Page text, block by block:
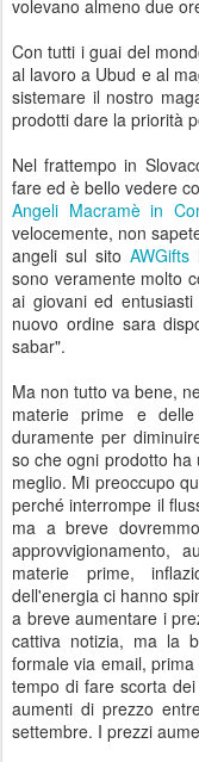
volevano almeno due
Con tutti i guai del
al lavoro a Ubud e al
sistemare il nostro
prodotti dare la priorità
Nel frattempo in
fare ed è bello vedere
Angeli Macramè in
velocemente, non
angeli sul sito AWGifts
sono veramente molto
ai giovani ed
nuovo ordine sara
sabar".
Ma non tutto va bene,
materie prime e
duramente per
so che ogni prodotto
meglio. Mi preoccupo
perché interrompe il
ma a breve
approvvigionamento,
materie prime,
dell'energia ci hanno
a breve aumentare i
cattiva notizia, ma la
formale via email,
tempo di fare scorta
aumenti di prezzo
settembre. I prezzi